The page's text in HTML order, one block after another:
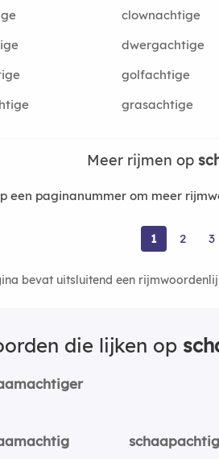
clownachtige
dwergachtige
golfachtige
grasachtige
Meer rijmen op
een paginanummer om meer
1 2 3
bevat uitsluitend een
die lijken op